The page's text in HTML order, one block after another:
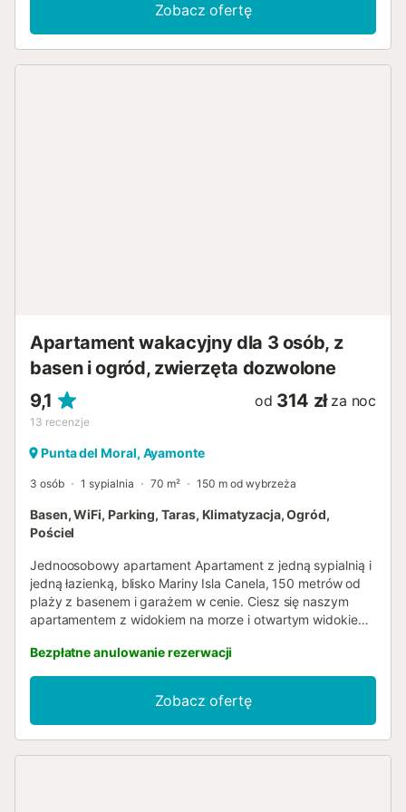
Zobacz ofertę
Apartament wakacyjny dla 3 osób, z
basen i ogród, zwierzęta dozwolone
9,1
13 recenzje
od 314 zł za noc
Punta del Moral, Ayamonte
3 osób 1 sypialnia 70 m² 150 m od wybrzeża
Basen, WiFi, Parking, Taras, Klimatyzacja, Ogród,
Pościel
Jednoosobowy apartament Apartament z jedną sypialnią i
jedną łazienką, blisko Mariny Isla Canela, 150 metrów od
plaży z basenem i garażem w cenie. Ciesz się naszym
apartamentem z widokiem na morze i otwartym widokiem,
klimatyzacja ciepło-zimno we wszystkich
pomieszczeniach, pościel i ręczniki, zmywarka, telewizor
plazmowy, pełne wyposażenie kuchni, piekarnik i
kuchenka mikrofalowa, ekspres do kawy, toster, wszystko,
czego potrzebujesz, aby poczuć się jak w domu. -
Bezpłatne anulowanie rezerwacji
Zobacz ofertę